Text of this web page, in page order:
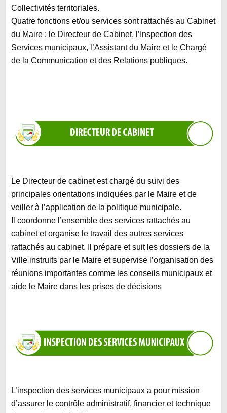
Collectivités territoriales.
Quatre fonctions et/ou services sont rattachés au Cabinet
du Maire : le Directeur de Cabinet, l’Inspection des
Services municipaux, l’Assistant du Maire et le Chargé
de la Communication et des Relations publiques.
Le Directeur de cabinet est chargé du suivi des
principales orientations indiquées par le Maire et de
veiller à l’application de la politique municipale.
Il coordonne l’ensemble des services rattachés au
cabinet et organise le travail des autres services
rattachés au cabinet. Il prépare et suit les dossiers de la
Ville instruits par le Maire et supervise l’organisation des
réunions importantes comme les conseils municipaux et
aide le Maire dans les prises de décisions
L’inspection des services municipaux a pour mission
d’assurer le contrôle administratif, financier et technique